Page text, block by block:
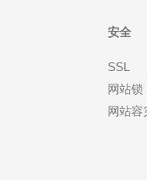
安全
SSL
网站锁
网站容